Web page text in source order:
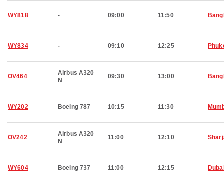
WY818 - 09:00 11:50
WY834 - 09:10 12:25
OV464
Airbus A320
N
09:30 13:00
WY202 Boeing 787 10:15 11:30
OV242
Airbus A320
N
11:00 12:10
WY604 Boeing 737 11:00 12:15